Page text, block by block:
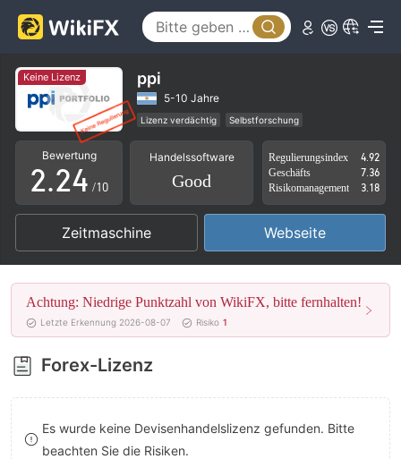
Keine Lizenz ppi
5-10 Jahre
Lizenz verdächtig
Selbstforschung
Hohes potenzielles Risiko
Bewertung
0
1
2
3
4
5
6
7
8
9
.
0
1
2
3
4
5
6
7
8
9
0
1
2
3
4
5
6
7
8
9
/10
Handelssoftware
Good
Regulierungsindex
4.92
Geschäfts
7.36
Risikomanagement
3.18
Zeitmaschine Webseite
Achtung: Niedrige Punktzahl von WikiFX, bitte fernhalten!
Letzte Erkennung 2026-08-07 Risiko 1
Forex-Lizenz
Es wurde keine Devisenhandelslizenz gefunden. Bitte
beachten Sie die Risiken.